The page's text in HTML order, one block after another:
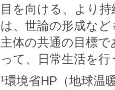
目を向ける、より
は、世論の形成な
主体の共通の目標で
って、日常生活を
¹環境省HP（地球